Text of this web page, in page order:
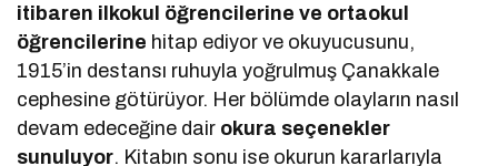
itibaren ilkokul öğrencilerine ve ortaokul
öğrencilerine hitap ediyor ve okuyucusunu,
1915’in destansı ruhuyla yoğrulmuş Çanakkale
cephesine götürüyor. Her bölümde olayların nasıl
devam edeceğine dair okura seçenekler
sunuluyor. Kitabın sonu ise okurun kararlarıyla